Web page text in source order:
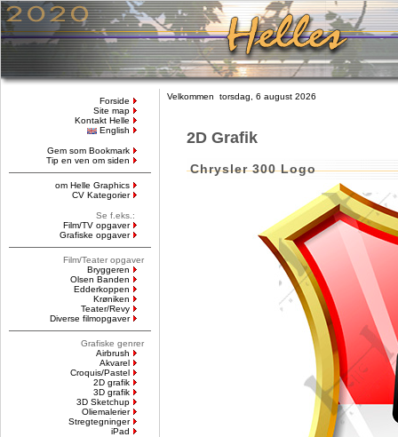
Forside
Site map
Kontakt Helle
English
Gem som Bookmark
Tip en ven om siden
om Helle Graphics
CV Kategorier
Se f.eks.:
Film/TV opgaver
Grafiske opgaver
Film/Teater opgaver
Bryggeren
Olsen Banden
Edderkoppen
Krøniken
Teater/Revy
Diverse filmopgaver
Grafiske genrer
Airbrush
Akvarel
Croquis/Pastel
2D grafik
3D grafik
3D Sketchup
Oliemalerier
Stregtegninger
iPad
Velkommen torsdag, 6 august 2026
2D Grafik
Chrysler 300 Logo